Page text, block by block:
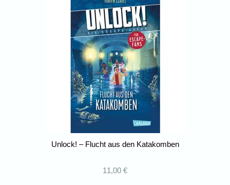
Unlock! – Flucht aus den Katakomben
11,00 €